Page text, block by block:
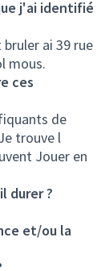
j'ai identifié
ai 39 rue
mous.
ces
de
trouve l
Jouer en
durer ?
et/ou la